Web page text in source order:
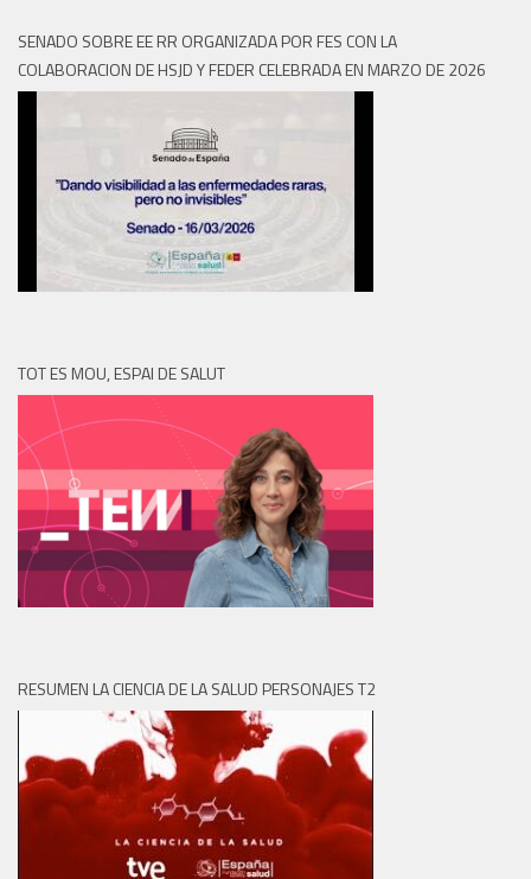
SENADO SOBRE EE RR ORGANIZADA POR FES CON LA
COLABORACION DE HSJD Y FEDER CELEBRADA EN MARZO DE 2026
TOT ES MOU, ESPAI DE SALUT
RESUMEN LA CIENCIA DE LA SALUD PERSONAJES T2